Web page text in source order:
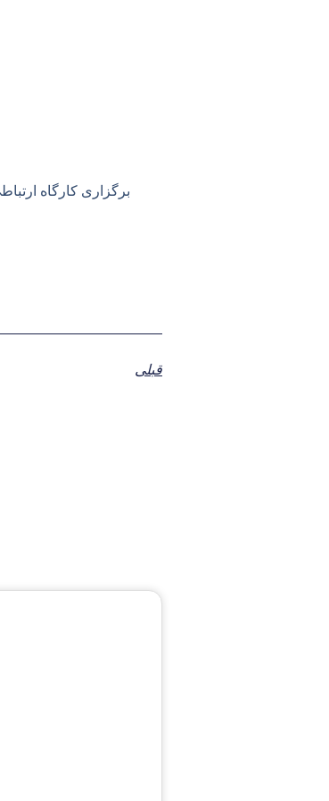
برگزاری کارگاه ارتباطی بین فردی
قبلی